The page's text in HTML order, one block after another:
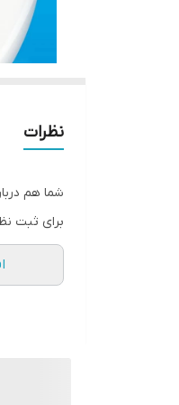
نظرات
شما هم
برای ثبت